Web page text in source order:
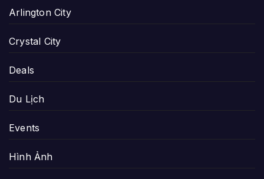
Arlington City
Crystal City
Deals
Du Lịch
Events
Hình Ảnh